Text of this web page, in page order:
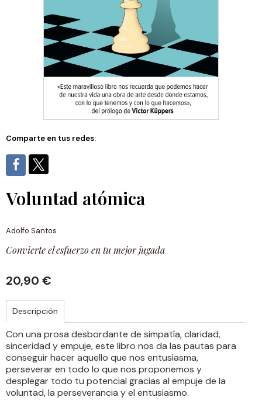
Comparte en tus redes:
Voluntad atómica
Adolfo Santos
Convierte el esfuerzo en tu mejor jugada
20,90 €
Descripción
Con una prosa desbordante de simpatía, claridad,
sinceridad y empuje, este libro nos da las pautas para
conseguir hacer aquello que nos entusiasma,
perseverar en todo lo que nos proponemos y
desplegar todo tu potencial gracias al empuje de la
voluntad, la perseverancia y el entusiasmo.